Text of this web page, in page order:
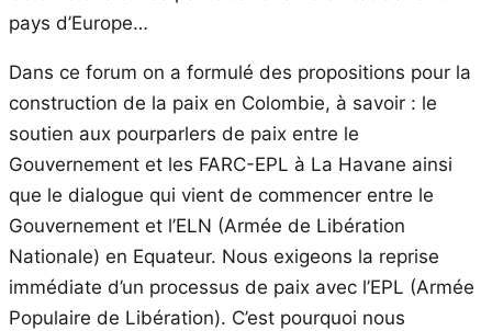
pays d’Europe…
Dans ce forum on a formulé des propositions pour la
construction de la paix en Colombie, à savoir : le
soutien aux pourparlers de paix entre le
Gouvernement et les FARC-EPL à La Havane ainsi
que le dialogue qui vient de commencer entre le
Gouvernement et l’ELN (Armée de Libération
Nationale) en Equateur. Nous exigeons la reprise
immédiate d’un processus de paix avec l’EPL (Armée
Populaire de Libération). C’est pourquoi nous